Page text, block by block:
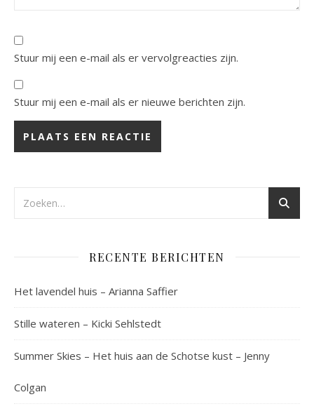
Stuur mij een e-mail als er vervolgreacties zijn.
Stuur mij een e-mail als er nieuwe berichten zijn.
RECENTE BERICHTEN
Het lavendel huis – Arianna Saffier
Stille wateren – Kicki Sehlstedt
Summer Skies – Het huis aan de Schotse kust – Jenny
Colgan